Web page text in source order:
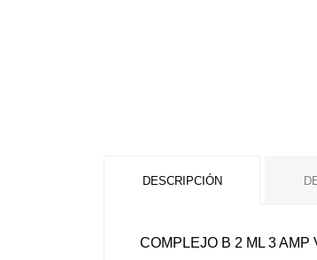
DESCRIPCIÓN
COMPLEJO B 2 ML 3 AMP